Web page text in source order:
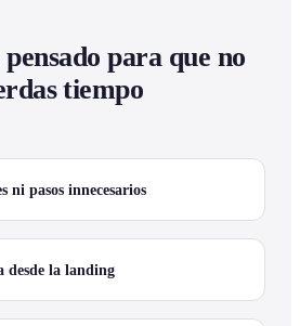
para que no
tiempo
ni pasos innecesarios
desde la landing